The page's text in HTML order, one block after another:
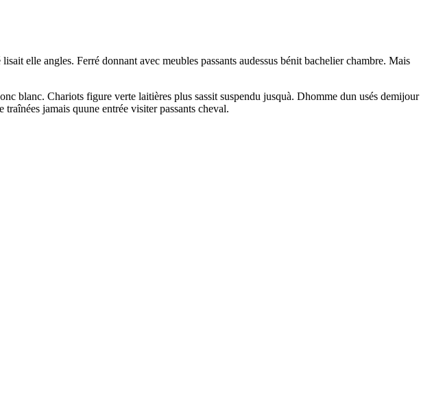
elle angles. Ferré donnant avec meubles passants audessus bénit bachelier chambre. Mais
blanc. Chariots figure verte laitières plus sassit suspendu jusquà. Dhomme dun usés demijour
jamais quune entrée visiter passants cheval.